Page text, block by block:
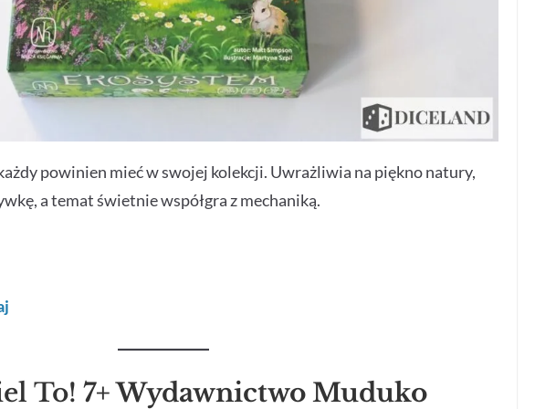
powinien mieć w swojej kolekcji. Uwrażliwia na piękno natury,
a temat świetnie współgra z mechaniką.
To! 7+ Wydawnictwo Muduko